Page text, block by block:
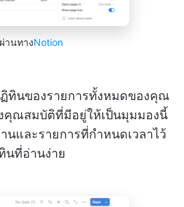
ผ่านทางNotion
นของรายการทั้งหมดของคุณ
คุณสมบัติที่มีอยู่ให้เป็นมุมมองนี้
และรายการที่กำหนดเวลาไว้
นที่อ่านง่าย